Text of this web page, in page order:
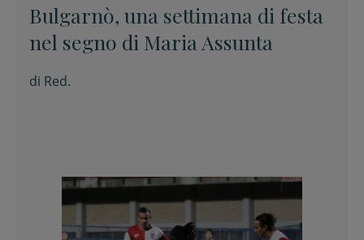
Bulgarnò, una settimana di festa
nel segno di Maria Assunta
di Red.